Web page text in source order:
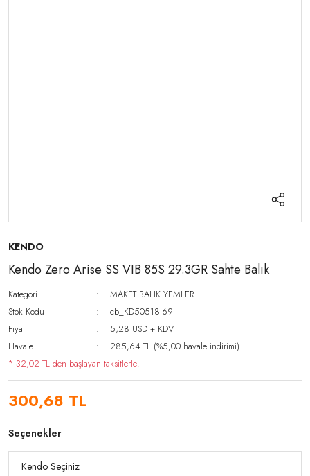
KENDO
Kendo Zero Arise SS VIB 85S 29.3GR Sahte Balık
Kategori
MAKET BALIK YEMLER
Stok Kodu
cb_KD50518-69
Fiyat
5,28 USD + KDV
Havale
285,64 TL (%5,00 havale indirimi)
* 32,02 TL den başlayan taksitlerle!
300,68 TL
Seçenekler